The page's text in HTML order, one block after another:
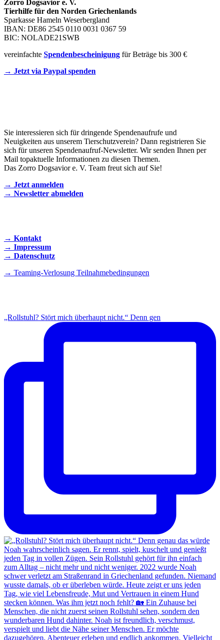
Zorro Dogsavior e. V.
Tierhilfe für den Norden Griechenlands
Sparkasse Hameln Weserbergland
IBAN: DE86 2545 0110 0031 0367 59
BIC: NOLADE21SWB
vereinfachte Spendenbescheinigung für Beträge bis 300 €
→ Jetzt via Paypal spenden
Sie interessieren sich für dringende Spendenaufrufe und
Neuigkeiten aus unserem Tierschutzverein? Dann registrieren Sie
sich für unseren Spendenaufruf-Newsletter. Wir senden Ihnen per
Mail topaktuelle Informationen zu diesen Themen.
Das Zorro Dogsavior e. V. Team freut sich auf Sie!
→ Jetzt anmelden
→ Newsletter abmelden
→ Kontakt
→ Impressum
→ Datenschutz
→ Teaming-Verlosung Teilnahmebedingungen
„Rollstuhl? Stört mich überhaupt nicht.“ Denn gen